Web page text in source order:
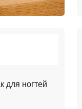
для ногтей